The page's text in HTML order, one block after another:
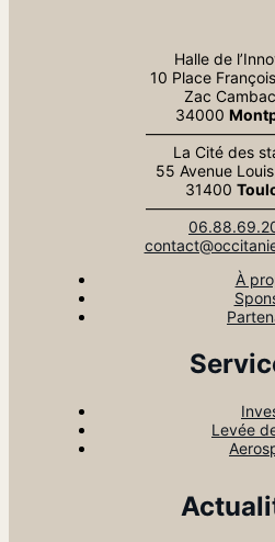
Halle de
10 Place
Zac
34000
La Cité des
55 Avenue
31400
À
Levée